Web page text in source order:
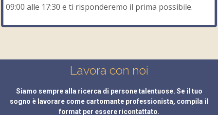
09:00 alle 17:30 e ti risponderemo il prima possibile.
Lavora con noi
Siamo sempre alla ricerca di persone talentuose. Se il tuo
sogno è lavorare come cartomante professionista, compila il
format per essere ricontattato.